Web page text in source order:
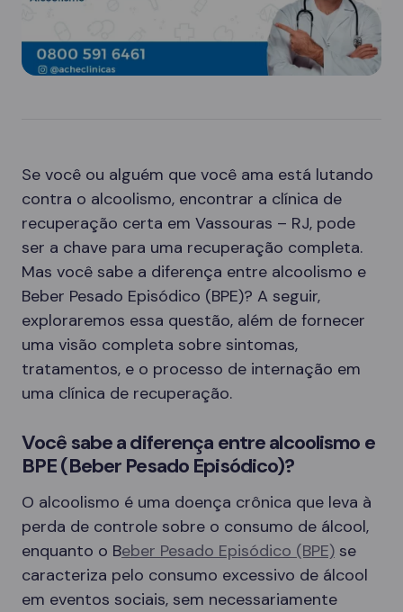
Se você ou alguém que você ama está lutando
contra o alcoolismo, encontrar a clínica de
recuperação certa em Vassouras – RJ, pode
ser a chave para uma recuperação completa.
Mas você sabe a diferença entre alcoolismo e
Beber Pesado Episódico (BPE)? A seguir,
exploraremos essa questão, além de fornecer
uma visão completa sobre sintomas,
tratamentos, e o processo de internação em
uma clínica de recuperação.
Você sabe a diferença entre alcoolismo e
BPE (Beber Pesado Episódico)?
O alcoolismo é uma doença crônica que leva à
perda de controle sobre o consumo de álcool,
enquanto o Beber Pesado Episódico (BPE) se
caracteriza pelo consumo excessivo de álcool
em eventos sociais, sem necessariamente